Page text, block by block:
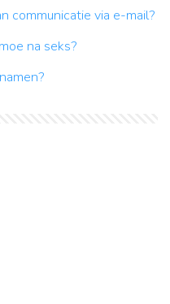
communicatie via e-mail?
na seks?